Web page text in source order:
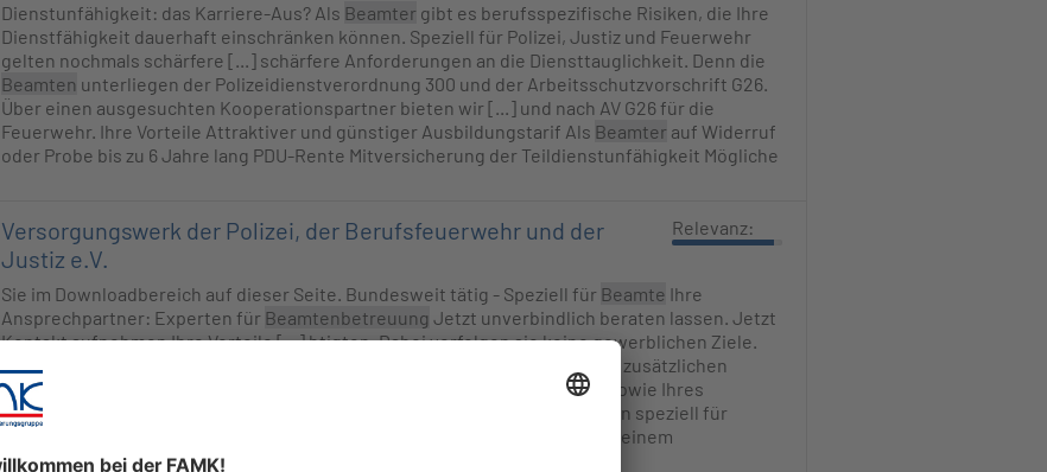
Dienstunfähigkeit: das Karriere-Aus? Als Beamter gibt es berufsspezifische Risiken, die Ihre
Dienstfähigkeit dauerhaft einschränken können. Speziell für Polizei, Justiz und Feuerwehr
gelten nochmals schärfere [...] schärfere Anforderungen an die Diensttauglichkeit. Denn die
Beamten unterliegen der Polizeidienstverordnung 300 und der Arbeitsschutzvorschrift G26.
Über einen ausgesuchten Kooperationspartner bieten wir [...] und nach AV G26 für die
Feuerwehr. Ihre Vorteile Attraktiver und günstiger Ausbildungstarif Als Beamter auf Widerruf
oder Probe bis zu 6 Jahre lang PDU-Rente Mitversicherung der Teildienstunfähigkeit Mögliche
Versorgungswerk der Polizei, der Berufsfeuerwehr und der
Justiz e.V.
Relevanz:
Sie im Downloadbereich auf dieser Seite. Bundesweit tätig - Speziell für Beamte Ihre
Ansprechpartner: Experten für Beamtenbetreuung Jetzt unverbindlich beraten lassen. Jetzt
Kontakt aufnehmen Ihre Vorteile [...] htigten. Dabei verfolgen sie keine gewerblichen Ziele.
Das VWPFJ ermöglicht allen hessischen
den Aufbau einer zusätzlichen
Altersvorsorge und hilft bei der Absicherung Ihrer Gesundheit sowie [...] sowie Ihres
Besitzes. Wie ist das Versorgungswerk organisiert? Versicherungslösungen speziell für
Ein Versorgungswerk ist ein rechtsfähiger Verein. Dieser wird von einem
ehrenamtlich tätigen Vorstand